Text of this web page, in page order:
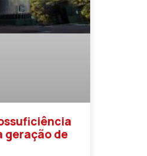
geração de